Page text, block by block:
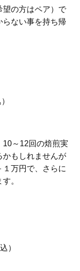
望の方はペア）で
ない事を持ち帰
10～12回の焙煎実
かもしれませんが
万円で、さらに
。
）